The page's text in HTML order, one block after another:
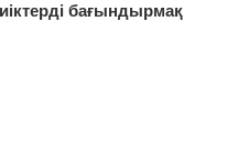
бағындырмақ